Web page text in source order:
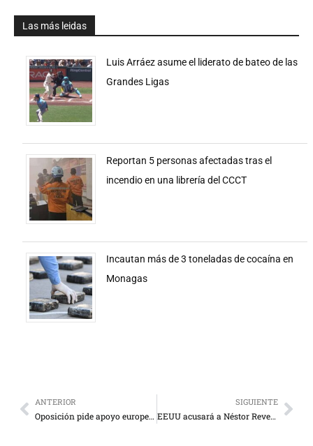
Las más leidas
Luis Arráez asume el liderato de bateo de las
Grandes Ligas
Reportan 5 personas afectadas tras el
incendio en una librería del CCCT
Incautan más de 3 toneladas de cocaína en
Monagas
ANTERIOR
Oposición pide apoyo europeo para liberar a presos políticos
SIGUIENTE
EEUU acusará a Néstor Reverol por tráfico de drogas